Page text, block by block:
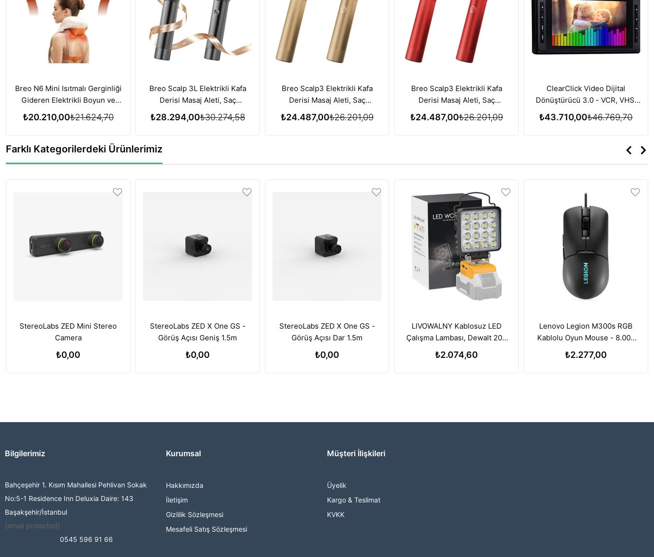
Breo N6 Mini Isıtmalı Gerginliği
Gideren Elektrikli Boyun ve
Omuz Masaj Aleti
₺20.210,00₺21.624,70
Breo Scalp 3L Elektrikli Kafa
Derisi Masaj Aleti, Saç
Büyümesi için Kırmızı Işık
Terapisi Özelliğiyle
₺28.294,00₺30.274,58
Breo Scalp3 Elektrikli Kafa
Derisi Masaj Aleti, Saç
Büyümesi için Kırmızı Işık
Terapisi Özelliği - Gold
₺24.487,00₺26.201,09
Breo Scalp3 Elektrikli Kafa
Derisi Masaj Aleti, Saç
Büyümesi için Kırmızı Işık
Terapisi Özelliği - Kırmızı
₺24.487,00₺26.201,09
ClearClick Video Dijital
Dönüştürücü 3.0 - VCR, VHS,
AV, RCA, Hi8, DVD, Pikap, Kaset
₺43.710,00₺46.769,70
Farklı Kategorilerdeki Ürünlerimiz
StereoLabs ZED Mini Stereo
Camera
₺0,00
StereoLabs ZED X One GS -
Görüş Açısı Geniş 1.5m
₺0,00
StereoLabs ZED X One GS -
Görüş Açısı Dar 1.5m
₺0,00
LIVOWALNY Kablosuz LED
Çalışma Lambası, Dewalt 20V
Batarya ile Uyumlu, 112W
₺2.074,60
Lenovo Legion M300s RGB
Kablolu Oyun Mouse - 8.000
DPI Ayarlanabilir Sensör
₺2.277,00
Bilgilerimiz
Bahçeşehir 1. Kısım Mahallesi Pehlivan Sokak
No:5-1 Residence Inn Deluxia Daire: 143
Başakşehir/İstanbul
[email protected]
0545 596 91 66
Kurumsal
Hakkımızda
İletişim
Gizlilik Sözleşmesi
Mesafeli Satış Sözleşmesi
Müşteri İlişkileri
Üyelik
Kargo & Teslimat
KVKK